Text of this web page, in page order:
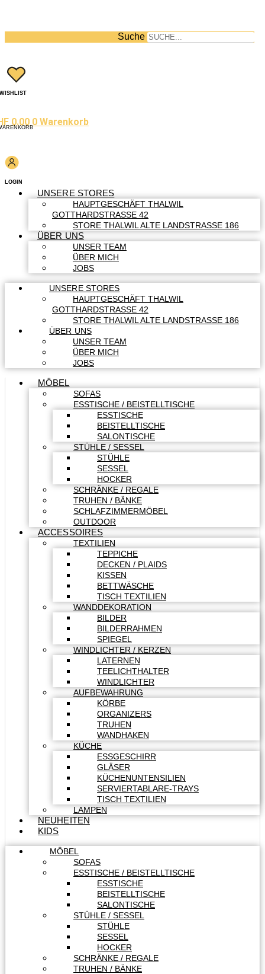
Suche
WISHLIST
0.00 0 Warenkorb
LOGIN
UNSERE STORES
HAUPTGESCHÄFT THALWIL
GOTTHARDSTRASSE 42
STORE THALWIL ALTE LANDSTRASSE 186
ÜBER UNS
UNSER TEAM
ÜBER MICH
JOBS
UNSERE STORES
HAUPTGESCHÄFT THALWIL
GOTTHARDSTRASSE 42
STORE THALWIL ALTE LANDSTRASSE 186
ÜBER UNS
UNSER TEAM
ÜBER MICH
JOBS
MÖBEL
SOFAS
ESSTISCHE / BEISTELLTISCHE
ESSTISCHE
BEISTELLTISCHE
SALONTISCHE
STÜHLE / SESSEL
STÜHLE
SESSEL
HOCKER
SCHRÄNKE / REGALE
TRUHEN / BÄNKE
SCHLAFZIMMERMÖBEL
OUTDOOR
ACCESSOIRES
TEXTILIEN
TEPPICHE
DECKEN / PLAIDS
KISSEN
BETTWÄSCHE
TISCH TEXTILIEN
WANDDEKORATION
BILDER
BILDERRAHMEN
SPIEGEL
WINDLICHTER / KERZEN
LATERNEN
TEELICHTHALTER
WINDLICHTER
AUFBEWAHRUNG
KÖRBE
ORGANIZERS
TRUHEN
WANDHAKEN
KÜCHE
ESSGESCHIRR
GLÄSER
KÜCHENUNTENSILIEN
SERVIERTABLARE-TRAYS
TISCH TEXTILIEN
LAMPEN
NEUHEITEN
KIDS
MÖBEL
SOFAS
ESSTISCHE / BEISTELLTISCHE
ESSTISCHE
BEISTELLTISCHE
SALONTISCHE
STÜHLE / SESSEL
STÜHLE
SESSEL
HOCKER
SCHRÄNKE / REGALE
TRUHEN / BÄNKE